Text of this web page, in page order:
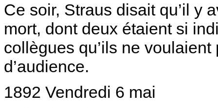
Ce soir, Straus disait qu’il y
mort, dont deux étaient si
collègues qu’ils ne
d’audience.
1892 Vendredi 6 mai